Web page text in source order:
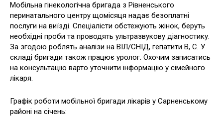
Мобільна гінекологічна бригада з Рівненського
перинатального центру щомісяця надає безоплатні
послуги на виїзді. Спеціалісти обстежують жінок, беруть
необхідні проби та проводять ультразвукову діагностику.
За згодою роблять аналізи на ВІЛ/СНІД, гепатити В, С. У
складі бригади також працює уролог. Охочим записатись
на консультацію варто уточнити інформацію у сімейного
лікаря.
Графік роботи мобільної бригади лікарів у Сарненському
районі на січень: